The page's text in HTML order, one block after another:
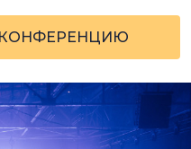
КОНФЕРЕНЦИЮ